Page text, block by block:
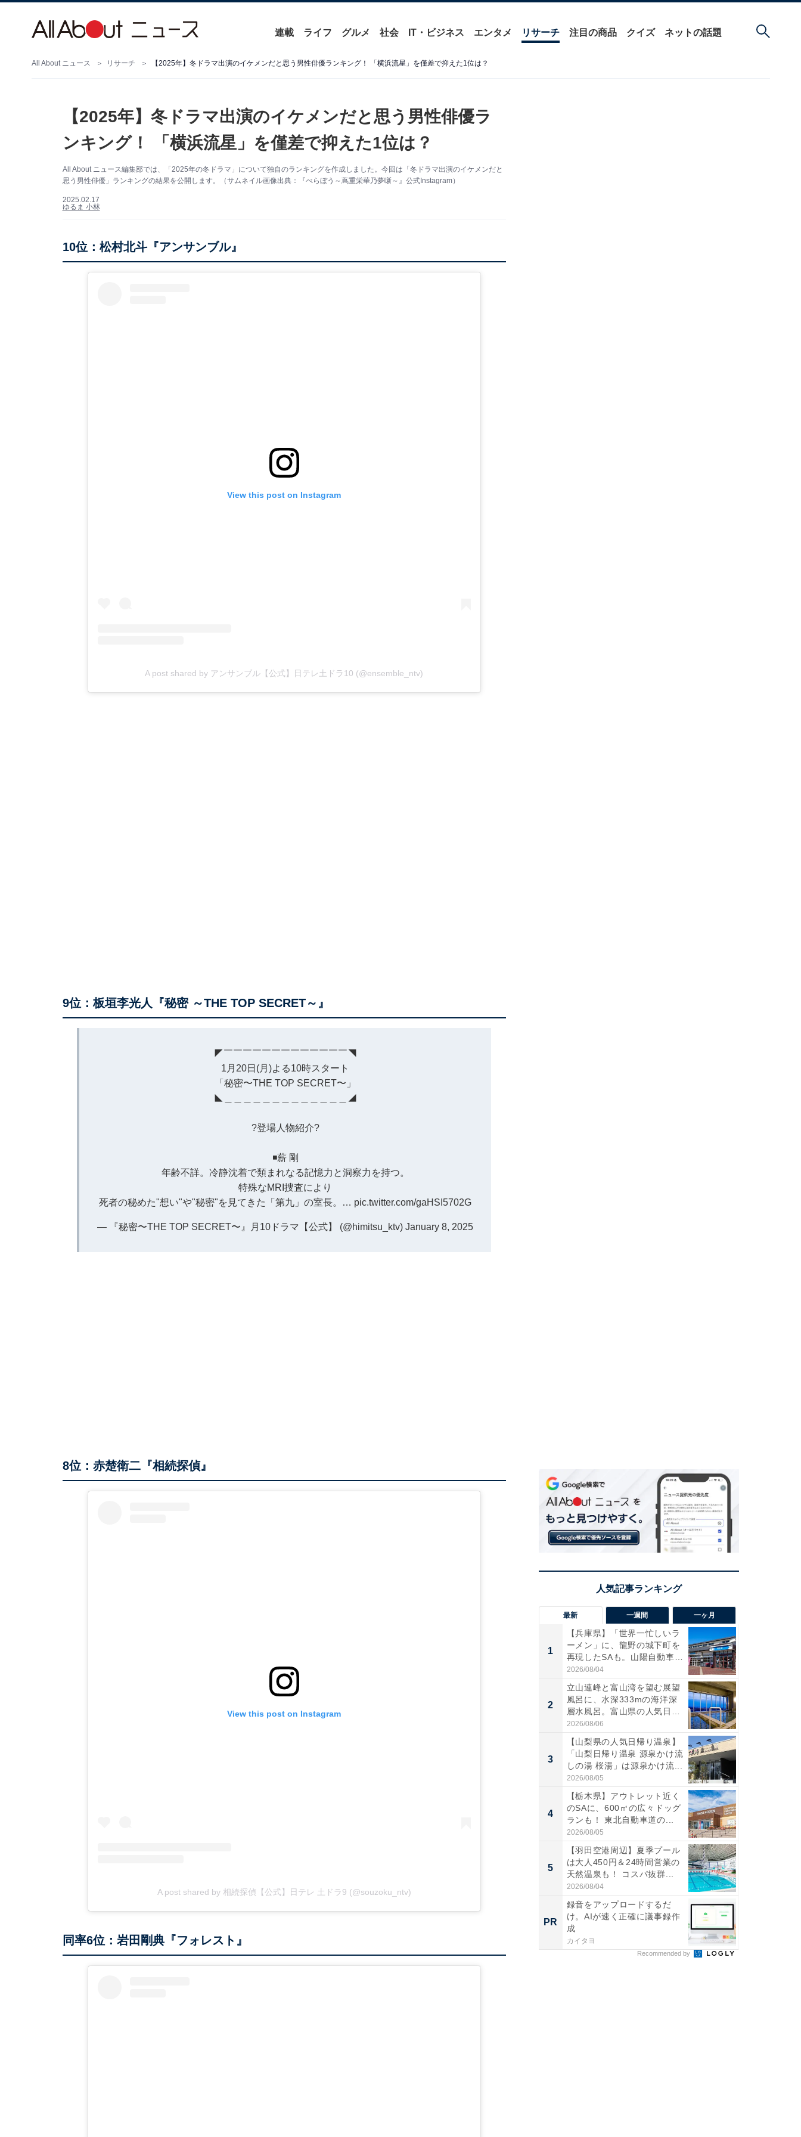
連載 ライフ グルメ 社会 IT・ビジネス エンタメ リサーチ 注目の商品 クイズ ネットの話題
All About ニュース リサーチ 【2025年】冬ドラマ出演のイケメンだと思う男性俳優ランキング！ 「横浜流星」を僅差で抑えた1位は？
【2025年】冬ドラマ出演のイケメンだと思う男性俳優ラ
ンキング！ 「横浜流星」を僅差で抑えた1位は？
All About ニュース編集部では、「2025年の冬ドラマ」について独自のランキングを作成しました。今回は「冬ドラマ出演のイケメンだと
思う男性俳優」ランキングの結果を公開します。（サムネイル画像出典：『べらぼう～蔦重栄華乃夢噺～』公式Instagram）
2025.02.17
ゆるま 小林
10位：松村北斗『アンサンブル』
View this post on Instagram
A post shared by アンサンブル【公式】日テレ土ドラ10 (@ensemble_ntv)
9位：板垣李光人『秘密 ～THE TOP SECRET～』
◤￣￣￣￣￣￣￣￣￣￣￣￣￣◥
1月20日(月)よる10時スタート
「秘密〜THE TOP SECRET〜」
◣＿＿＿＿＿＿＿＿＿＿＿＿＿◢
?登場人物紹介?
◾️薪 剛
年齢不詳。冷静沈着で類まれなる記憶力と洞察力を持つ。
特殊なMRI捜査により
死者の秘めた"想い"や"秘密"を見てきた「第九」の室長。… pic.twitter.com/gaHSI5702G
— 『秘密〜THE TOP SECRET〜』月10ドラマ【公式】 (@himitsu_ktv) January 8, 2025
8位：赤楚衛二『相続探偵』
View this post on Instagram
A post shared by 相続探偵【公式】日テレ 土ドラ9 (@souzoku_ntv)
同率6位：岩田剛典『フォレスト』
最新 一週間 一ヶ月
1
【兵庫県】「世界一忙しいラ
ーメン」に、龍野の城下町を
再現したSAも。山陽自動車
道...
2026/08/04
2
立山連峰と富山湾を望む展望
風呂に、水深333mの海洋深
層水風呂。富山県の人気日
帰...
2026/08/06
3
【山梨県の人気日帰り温泉】
「山梨日帰り温泉 源泉かけ流
しの湯 桜湯」は源泉かけ流...
2026/08/05
4
【栃木県】アウトレット近く
のSAに、600㎡の広々ドッグ
ランも！ 東北自動車道の...
2026/08/05
5
【羽田空港周辺】夏季プール
は大人450円＆24時間営業の
天然温泉も！ コスパ抜群...
2026/08/04
PR
録音をアップロードするだ
け。AIが速く正確に議事録作
成
カイタヨ
Recommended by